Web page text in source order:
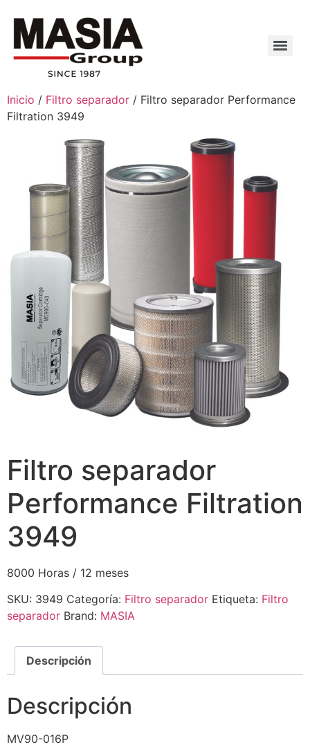
Inicio / Filtro separador / Filtro separador Performance
Filtration 3949
Filtro separador
Performance Filtration
3949
8000 Horas / 12 meses
SKU: 3949 Categoría: Filtro separador Etiqueta: Filtro
separador Brand: MASIA
Descripción
Descripción
MV90-016P